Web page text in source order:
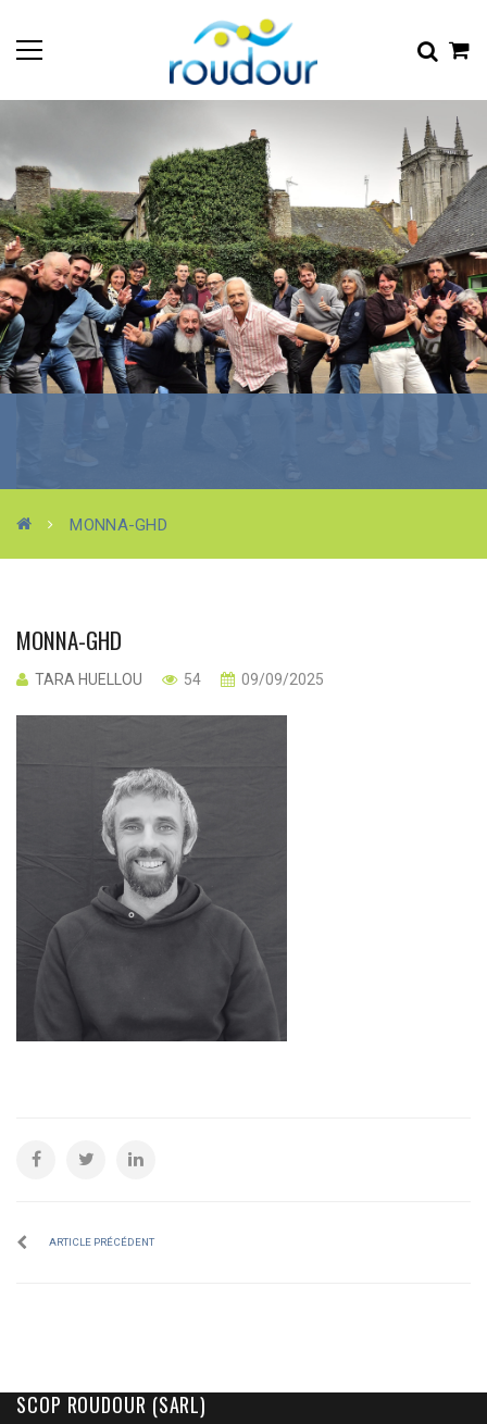
MONNA-GHD
MONNA-GHD
TARA HUELLOU 54 09/09/2025
ARTICLE PRÉCÉDENT
SCOP ROUDOUR (SARL)